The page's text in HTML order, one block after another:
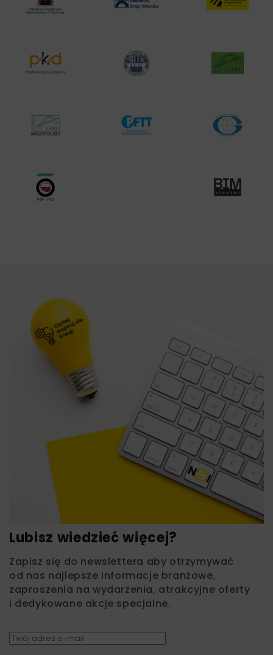
Lubisz wiedzieć więcej?
Zapisz się do newslettera aby otrzymywać
od nas najlepsze informacje branżowe,
zaproszenia na wydarzenia, atrakcyjne oferty
i dedykowane akcje specjalne.